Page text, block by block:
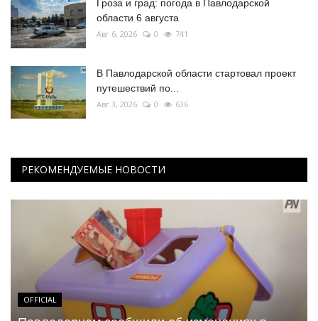
Гроза и град: погода в Павлодарской
области 6 августа
Авг 6, 2026 0 741
В Павлодарской области стартовал проект
путешествий по...
Авг 3, 2026 0 636
РЕКОМЕНДУЕМЫЕ НОВОСТИ
OFFICIAL